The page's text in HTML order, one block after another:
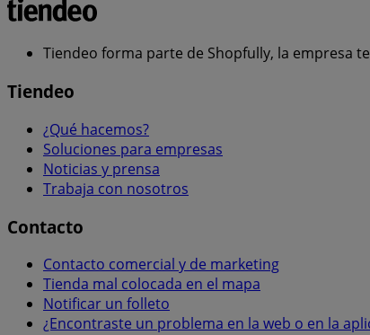
Tiendeo forma parte de Shopfully, la empresa
Tiendeo
¿Qué hacemos?
Soluciones para empresas
Noticias y prensa
Trabaja con nosotros
Contacto
Contacto comercial y de marketing
Tienda mal colocada en el mapa
Notificar un folleto
¿Encontraste un problema en la web o en la